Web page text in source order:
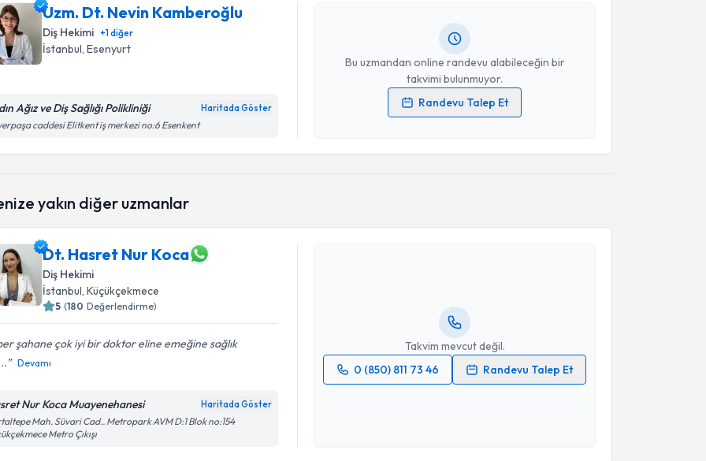
Uzm. Dt. Nevin Kamberoğlu
Diş Hekimi +1diğer
İstanbul, Esenyurt
Ağız ve Diş Sağlığı Polikliniği Haritada Göster
caddesi Elitkent iş merkezi no:6 Esenkent
Bu uzmandan online randevu alabileceğin bir
takvimi bulunmuyor.
Randevu Talep Et
Kişisel verilerimin işlenmesine ilişkinAydınlatma Metni
işlenmesini kabul ediyorum.
yakın diğer uzmanlar
Dt. Hasret Nur Koca
Diş Hekimi
İstanbul, Küçükçekmece
5 (180 Değerlendirme)
şahane çok iyi bir doktor eline emeğine sağlık
Devamı
Nur Koca Muayenehanesi Haritada Göster
Mah. Süvari Cad.. Metropark AVM D:1 Blok no:154
Metro Çıkışı
Takvim mevcut değil.
0 (850) 811 73 46
Randevu Talep Et